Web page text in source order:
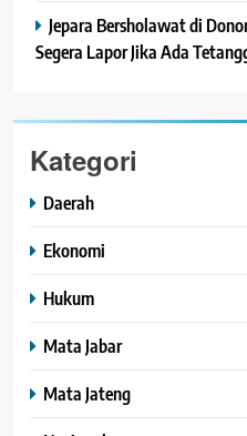
Jepara Bersholawat di
Segera Lapor Jika Ada
Kategori
Daerah
Ekonomi
Hukum
Mata Jabar
Mata Jateng